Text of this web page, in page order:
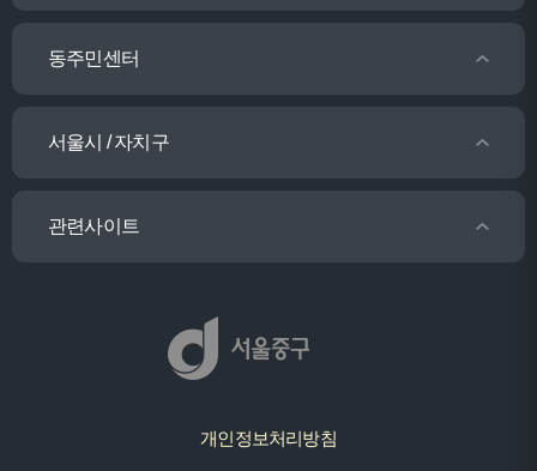
동주민센터
서울시 / 자치구
관련사이트
개인정보처리방침